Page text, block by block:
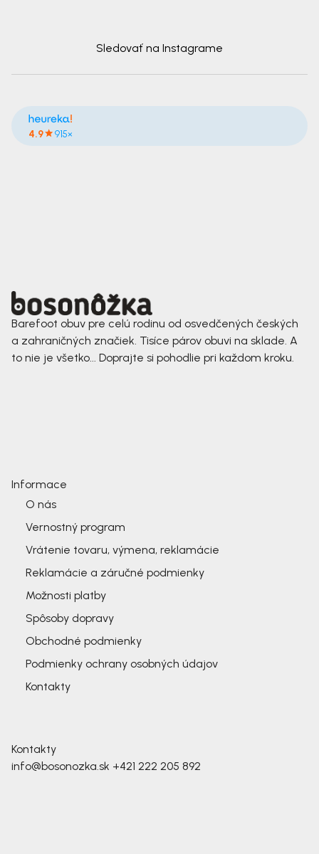
Sledovať na Instagrame
4.9 915×
Barefoot obuv pre celú rodinu od osvedčených českých
a zahraničných značiek. Tisíce párov obuvi na sklade. A
to nie je všetko... Doprajte si pohodlie pri každom kroku.
Informace
O nás
Vernostný program
Vrátenie tovaru, výmena, reklamácie
Reklamácie a záručné podmienky
Možnosti platby
Spôsoby dopravy
Obchodné podmienky
Podmienky ochrany osobných údajov
Kontakty
Kontakty
info@bosonozka.sk +421 222 205 892